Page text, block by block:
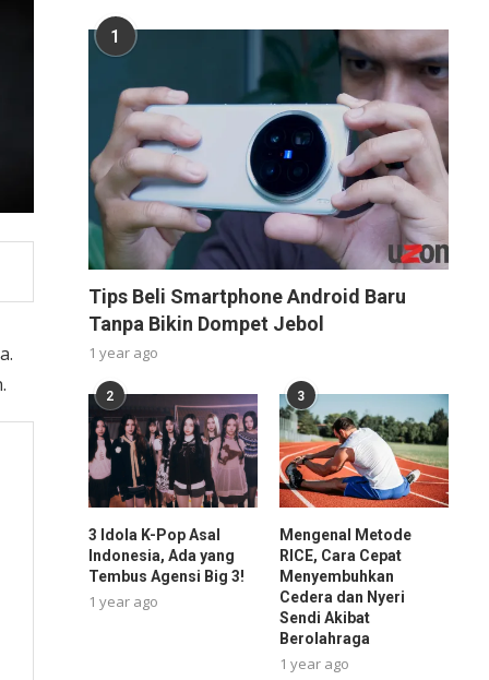
1
Tips Beli Smartphone Android Baru
Tanpa Bikin Dompet Jebol
1 year ago
2
3 Idola K-Pop Asal
Indonesia, Ada yang
Tembus Agensi Big 3!
1 year ago
3
Mengenal Metode
RICE, Cara Cepat
Menyembuhkan
Cedera dan Nyeri
Sendi Akibat
Berolahraga
1 year ago